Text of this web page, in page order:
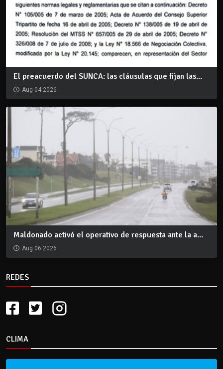
El preacuerdo del SUNCA: las cláusulas que fijan las...
Aug 04 2026
Maldonado activó el operativo de respuesta ante la a...
Aug 06 2026
REDES
CLIMA